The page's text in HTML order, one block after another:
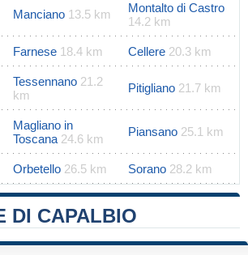
Manciano 13.5 km
Montalto di Castro
14.2 km
Farnese 18.4 km Cellere 20.3 km
Tessennano 21.2
km
Pitigliano 21.7 km
Magliano in
Toscana 24.6 km
Piansano 25.1 km
Orbetello 26.5 km Sorano 28.2 km
DI CAPALBIO